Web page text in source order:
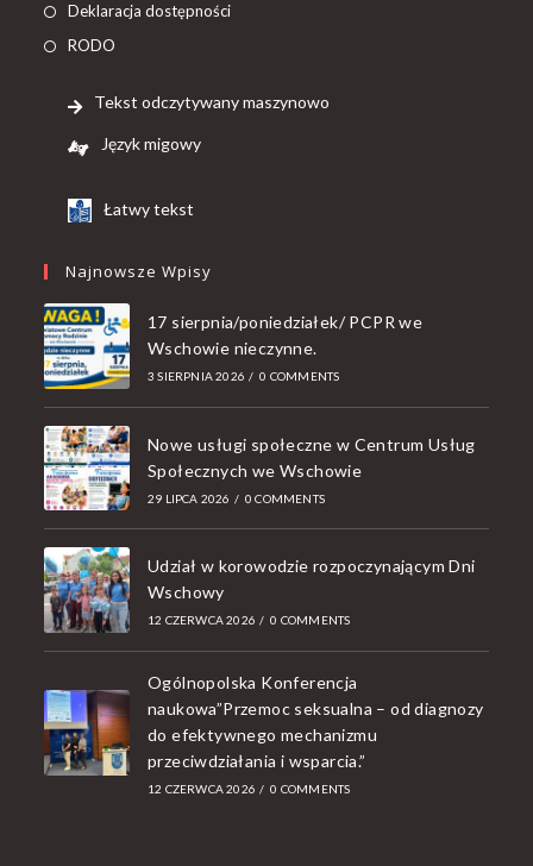
Deklaracja dostępności
RODO
Tekst odczytywany maszynowo
Język migowy
Łatwy tekst
Najnowsze Wpisy
17 sierpnia/poniedziałek/ PCPR we
Wschowie nieczynne.
3 SIERPNIA 2026 / 0 COMMENTS
Nowe usługi społeczne w Centrum Usług
Społecznych we Wschowie
29 LIPCA 2026 / 0 COMMENTS
Udział w korowodzie rozpoczynającym Dni
Wschowy
12 CZERWCA 2026 / 0 COMMENTS
Ogólnopolska Konferencja
naukowa”Przemoc seksualna – od diagnozy
do efektywnego mechanizmu
przeciwdziałania i wsparcia.”
12 CZERWCA 2026 / 0 COMMENTS